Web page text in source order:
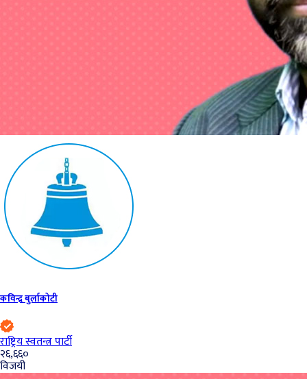
कविन्द्र बुर्लाकोटी
राष्ट्रिय स्वतन्त्र पार्टी
२६,६६०
विजयी